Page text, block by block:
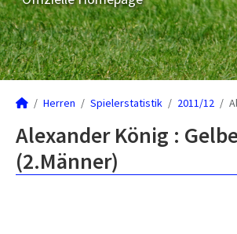
Herren Spielerstatistik 2011/12
Alexander König :
(2.Männer)